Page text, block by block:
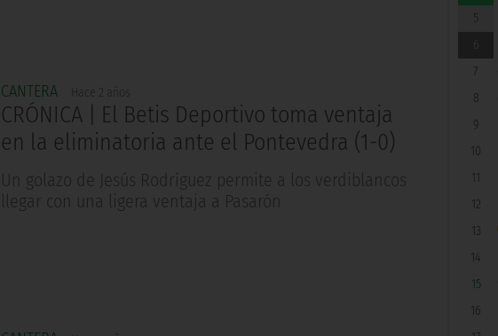
5
7
8
9
10
11
12
13
14
15
16
CANTERA Hace 2 años
CRÓNICA | El Betis Deportivo toma ventaja
en la eliminatoria ante el Pontevedra (1-0)
Un golazo de Jesús Rodríguez permite a los verdiblancos
llegar con una ligera ventaja a Pasarón